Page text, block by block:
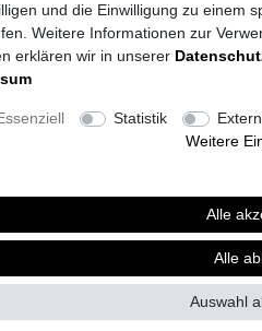
und die Einwilligung zu einem
Weitere Informationen zur
erklären wir in unserer
Statistik
Weitere
Alle
Alle
Auswahl